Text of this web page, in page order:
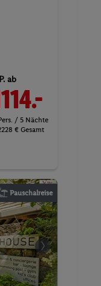
ab
/ 5 Nächte
€ Gesamt
Pauschalreise